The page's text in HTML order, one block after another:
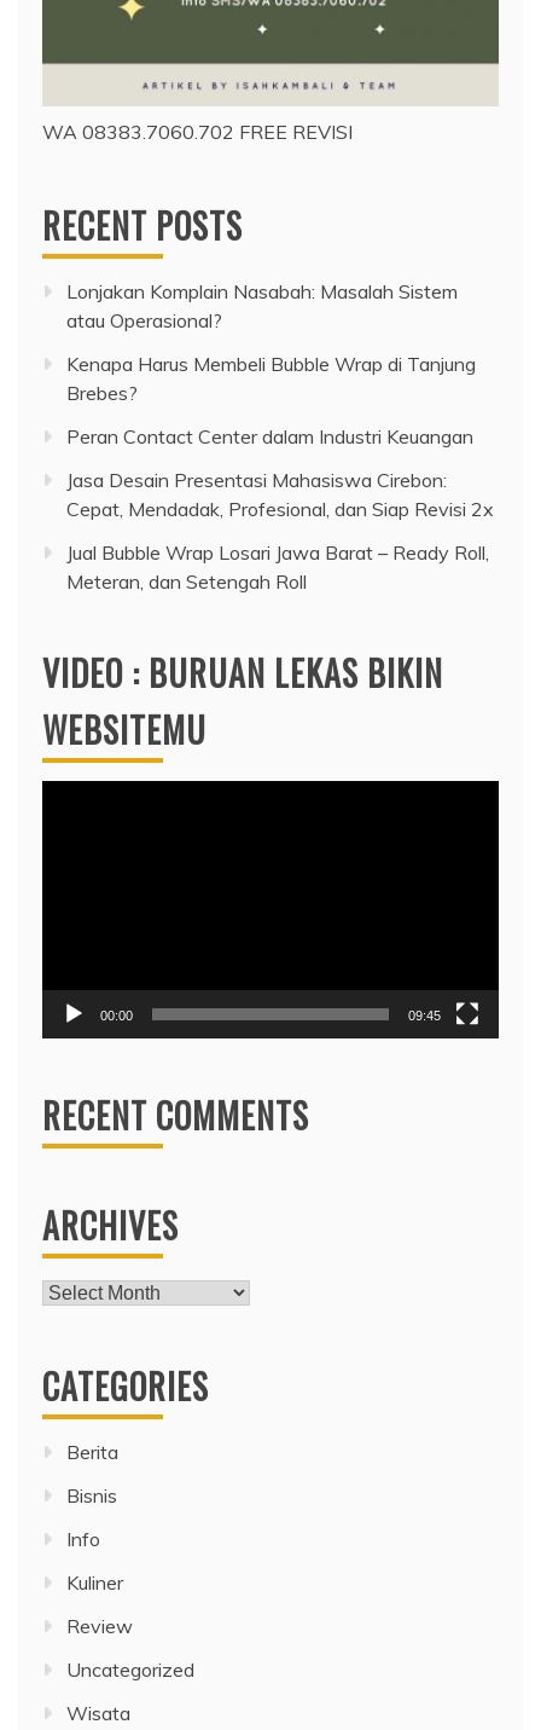
WA 08383.7060.702 FREE REVISI
RECENT POSTS
Lonjakan Komplain Nasabah: Masalah Sistem
atau Operasional?
Kenapa Harus Membeli Bubble Wrap di Tanjung
Brebes?
Peran Contact Center dalam Industri Keuangan
Jasa Desain Presentasi Mahasiswa Cirebon:
Cepat, Mendadak, Profesional, dan Siap Revisi 2x
Jual Bubble Wrap Losari Jawa Barat – Ready Roll,
Meteran, dan Setengah Roll
VIDEO : BURUAN LEKAS BIKIN
WEBSITEMU
00:00 09:45
RECENT COMMENTS
ARCHIVES
Archives
CATEGORIES
Berita
Bisnis
Info
Kuliner
Review
Uncategorized
Wisata